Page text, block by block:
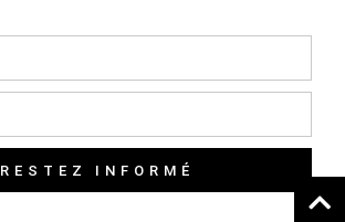
RESTEZ INFORMÉ